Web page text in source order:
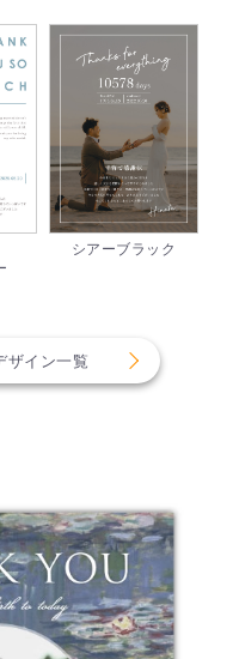
シアーブラック
ザイン一覧